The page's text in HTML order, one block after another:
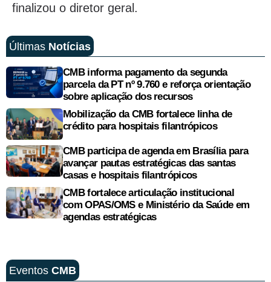
finalizou o diretor geral.
Últimas Notícias
CMB informa pagamento da segunda
parcela da PT nº 9.760 e reforça orientação
sobre aplicação dos recursos
Mobilização da CMB fortalece linha de
crédito para hospitais filantrópicos
CMB participa de agenda em Brasília para
avançar pautas estratégicas das santas
casas e hospitais filantrópicos
CMB fortalece articulação institucional
com OPAS/OMS e Ministério da Saúde em
agendas estratégicas
Eventos CMB